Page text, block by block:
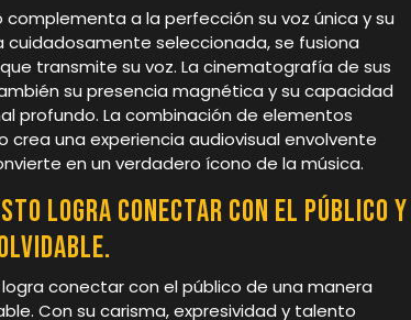
a la perfección su voz única y su
seleccionada, se fusiona
transmite su voz. La cinematografía de sus
su presencia magnética y su capacidad
profundo. La combinación de elementos
crea una experiencia audiovisual envolvente
en un verdadero ícono de la música.
logra conectar con el público y
conectar con el público de una manera
Con su carisma, expresividad y talento